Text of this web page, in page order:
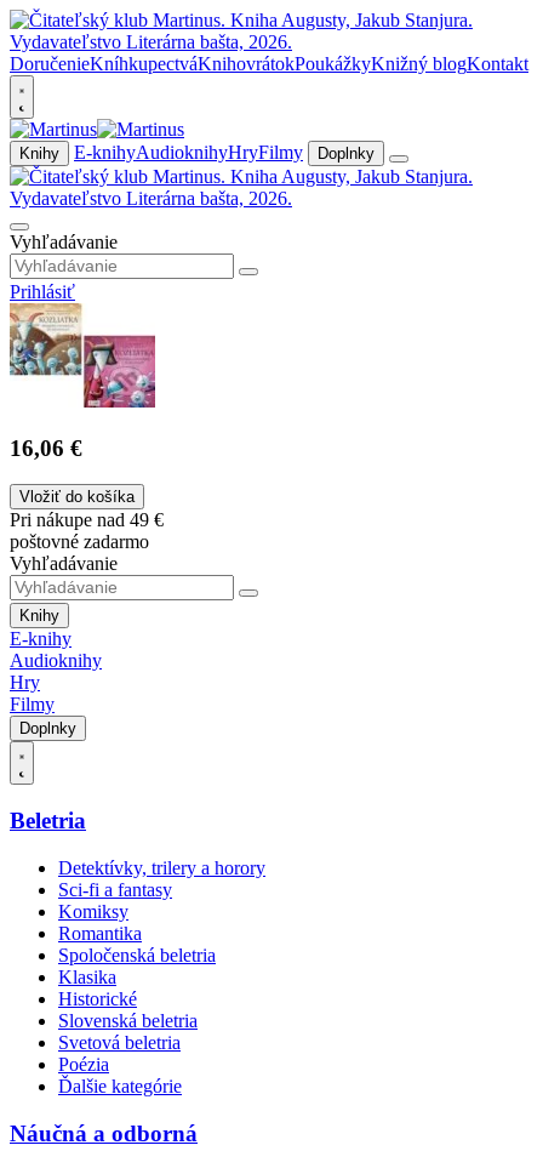
DoručenieKníhkupectváKnihovrátokPoukážkyKnižný blogKontakt
Knihy E-knihyAudioknihyHryFilmy Doplnky
Vyhľadávanie
Prihlásiť
16,06 €
Vložiť do košíka
Pri nákupe nad 49 €
poštovné zadarmo
Vyhľadávanie
Knihy
E-knihy
Audioknihy
Hry
Filmy
Doplnky
Beletria
Detektívky, trilery a horory
Sci-fi a fantasy
Komiksy
Romantika
Spoločenská beletria
Klasika
Historické
Slovenská beletria
Svetová beletria
Poézia
Ďalšie kategórie
Náučná a odborná